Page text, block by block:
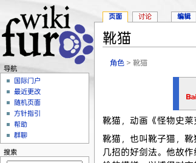
靴猫
角色 > 靴猫
靴猫，动画《怪物史莱
靴猫，也叫靴子猫，
几招的好剑法。他故
页面 讨论 编辑
导航
国际门户
最近更改
随机页面
方针指引
帮助
群聊
搜索